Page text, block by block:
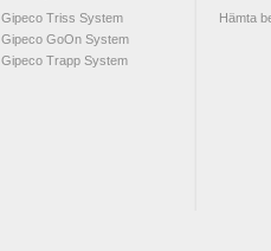
Gipeco Triss System
Gipeco GoOn System
Gipeco Trapp System
Hämta